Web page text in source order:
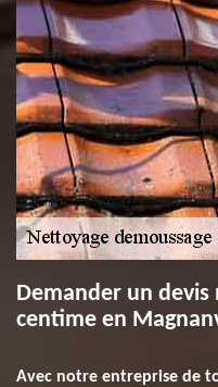
Demander un
centime en
Avec notre entreprise de